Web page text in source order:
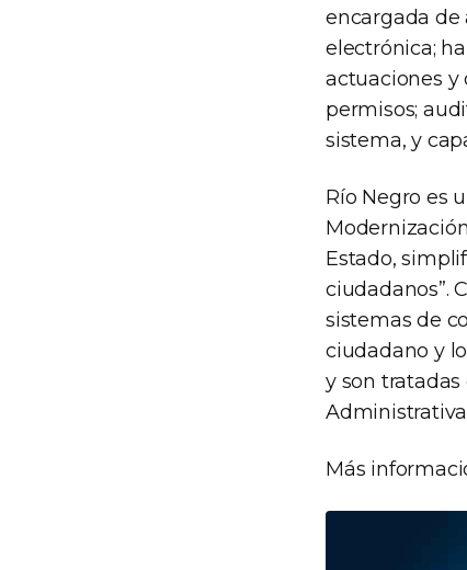
encargada de
electrónica;
actuaciones y
permisos;
sistema, y
Río Negro es
Estado,
ciudadanos”.
sistemas de
ciudadano y
y son
Más